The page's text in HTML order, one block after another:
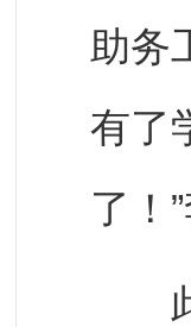
助务
有了
了！
此